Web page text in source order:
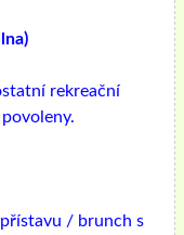
rekreační
/ brunch s